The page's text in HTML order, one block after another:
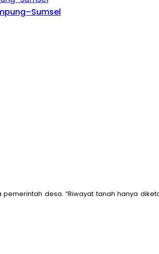
desa. “Riwayat tanah hanya